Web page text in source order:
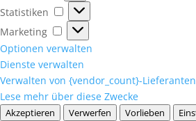
Statistiken
Statistiken
Marketing
Marketing
Optionen verwalten
Dienste verwalten
Verwalten von {vendor_count}-Lieferanten
Lese mehr über diese Zwecke
Akzeptieren Verwerfen Vorlieben